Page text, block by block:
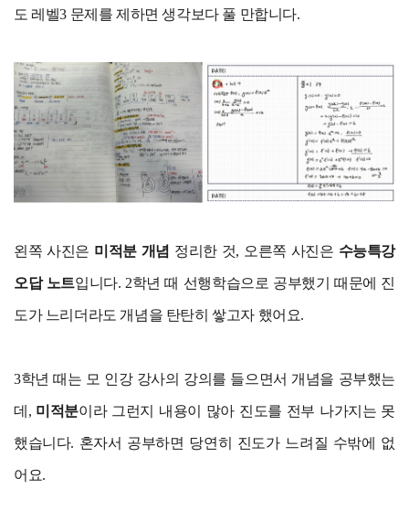
도 레벨3 문제를 제하면 생각보다 풀 만합니다.
왼쪽 사진은 미적분 개념 정리한 것, 오른쪽 사진은 수능특강
오답 노트입니다. 2학년 때 선행학습으로 공부했기 때문에 진
도가 느리더라도 개념을 탄탄히 쌓고자 했어요.
3학년 때는 모 인강 강사의 강의를 들으면서 개념을 공부했는
데, 미적분이라 그런지 내용이 많아 진도를 전부 나가지는 못
했습니다. 혼자서 공부하면 당연히 진도가 느려질 수밖에 없
어요.